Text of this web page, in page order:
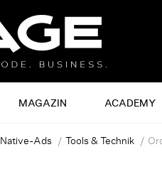
MAGAZIN ACADEMY
Native-Ads Tools & Technik